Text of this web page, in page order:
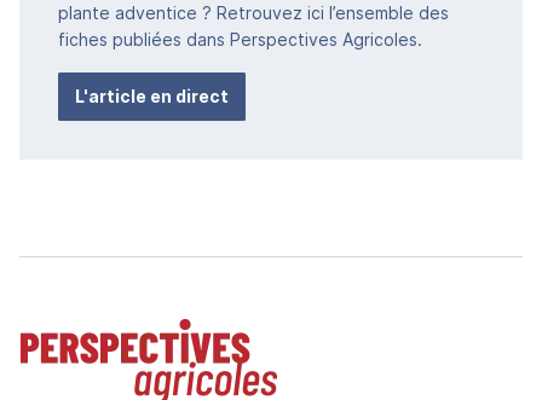
plante adventice ? Retrouvez ici l’ensemble des
fiches publiées dans Perspectives Agricoles.
L'article en direct